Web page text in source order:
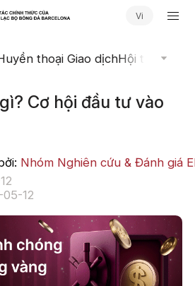
Vi
thoại Giao dịchHội thảo
Cơ hội đầu tư vào
Nhóm Nghiên cứu & Đánh giá
12